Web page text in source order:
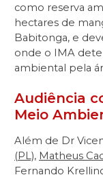
como reserva
hectares de
Babitonga, e
onde o IMA
ambiental pela
Audiência
Meio
Além de Dr
(PL), Matheus
Fernando